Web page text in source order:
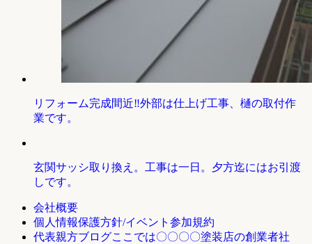
リフォーム完成間近‼外部は仕上げ工事、樋の取付作
業です。
玄関サッシ取り換え。工事は一日。夕方迄にはお引渡
しです。
会社概要
個人情報保護方針/イベント参加規約
代表親方ブログここでは〇〇〇〇塗装店の創業者社